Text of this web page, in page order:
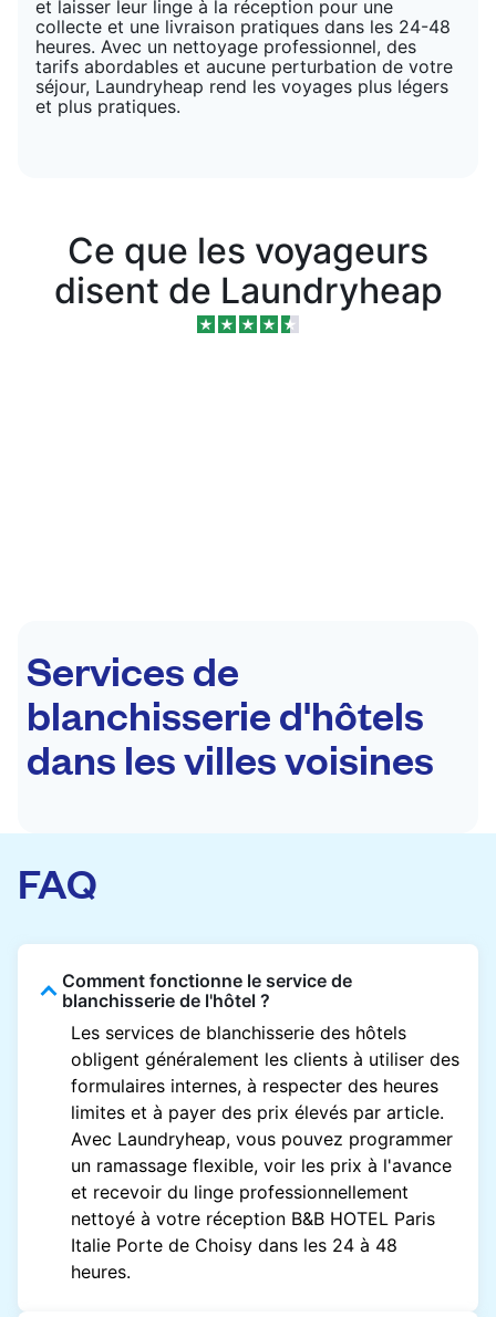
et laisser leur linge à la réception pour une
collecte et une livraison pratiques dans les 24-48
heures. Avec un nettoyage professionnel, des
tarifs abordables et aucune perturbation de votre
séjour, Laundryheap rend les voyages plus légers
et plus pratiques.
Ce que les voyageurs
disent de Laundryheap
Services de
blanchisserie d'hôtels
dans les villes voisines
FAQ
Comment fonctionne le service de
blanchisserie de l'hôtel ?
Les services de blanchisserie des hôtels
obligent généralement les clients à utiliser des
formulaires internes, à respecter des heures
limites et à payer des prix élevés par article.
Avec Laundryheap, vous pouvez programmer
un ramassage flexible, voir les prix à l'avance
et recevoir du linge professionnellement
nettoyé à votre réception B&B HOTEL Paris
Italie Porte de Choisy dans les 24 à 48
heures.